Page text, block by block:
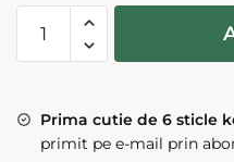
Cantitate
MOSTRE
x
Prima cutie de 6 sticle
primit pe e-mail prin